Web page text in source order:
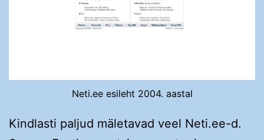
Neti.ee esileht 2004. aastal
Kindlasti paljud mäletavad veel Neti.ee-d.